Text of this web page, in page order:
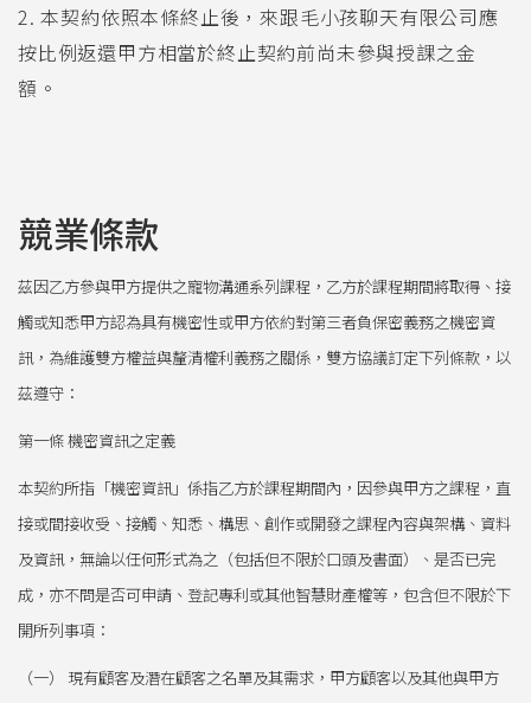
2. 本契約依照本條終止後，來跟毛小孩聊天有限公司應
按比例返還甲方相當於終止契約前尚未參與授課之金
額。
競業條款
茲因乙方參與甲方提供之寵物溝通系列課程，乙方於課程期間將取得、接
觸或知悉甲方認為具有機密性或甲方依約對第三者負保密義務之機密資
訊，為維護雙方權益與釐清權利義務之關係，雙方協議訂定下列條款，以
茲遵守：
第一條 機密資訊之定義
本契約所指「機密資訊」係指乙方於課程期間內，因參與甲方之課程，直
接或間接收受、接觸、知悉、構思、創作或開發之課程內容與架構、資料
及資訊，無論以任何形式為之（包括但不限於口頭及書面）、是否已完
成，亦不問是否可申請、登記專利或其他智慧財產權等，包含但不限於下
開所列事項：
（一） 現有顧客及潛在顧客之名單及其需求，甲方顧客以及其他與甲方